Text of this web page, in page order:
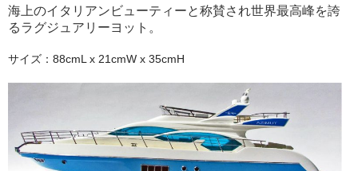
アクセサリー (Marine Accessories)
乗り物（Vehicles Wooden/Metal)
レトロブリキ模型 (Antique Toys)
タンカー・タグボート (Oil Tankers Tugboats)
海上のイタリアンビューティーと称賛され世界最高峰を誇
るラグジュアリーヨット。
サイズ：88cmL x 21cmW x 35cmH